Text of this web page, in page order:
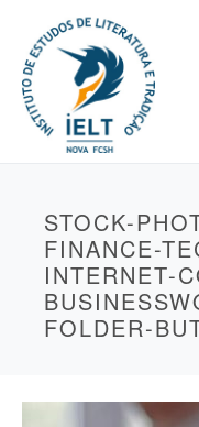
STOCK-
FINANCE-
INTERNET-
FOLDER-